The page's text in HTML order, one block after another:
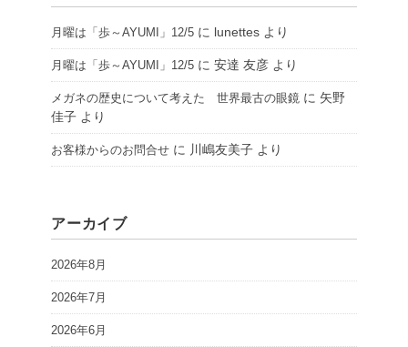
月曜は「歩～AYUMI」12/5 に lunettes より
月曜は「歩～AYUMI」12/5 に 安達 友彦 より
メガネの歴史について考えた 世界最古の眼鏡 に 矢野
佳子 より
お客様からのお問合せ に 川嶋友美子 より
アーカイブ
2026年8月
2026年7月
2026年6月